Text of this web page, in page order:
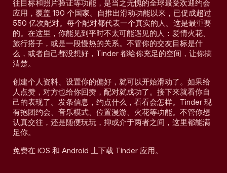
往目标和照片验证等功能，是当之无愧的全球最受欢迎约会
应用，覆盖 190 个国家。自推出滑动功能以来，已促成超过
550 亿次配对。每个配对都代表一个真实的人。这是最重要
的。在这里，你能见到平时不太可能遇见的人：爱情火花、
旅行搭子，或是一段慢热的关系。不管你的交友目标是什
么，或者自己都没想好，Tinder 都给你充足的空间，让你搞
清楚。
创建个人资料、设置你的偏好，就可以开始滑动了。如果给
人点赞，对方也给你回赞，配对就成功了。接下来就看你自
己的表现了。发条信息，约点什么，看看会怎样。Tinder 现
有抱团约会、音乐模式、位置漫游、火花等功能。不管你想
认真交往，还是随便玩玩，抑或介于两者之间，这里都能满
足你。
免费在 iOS 和 Android 上下载 Tinder 应用。